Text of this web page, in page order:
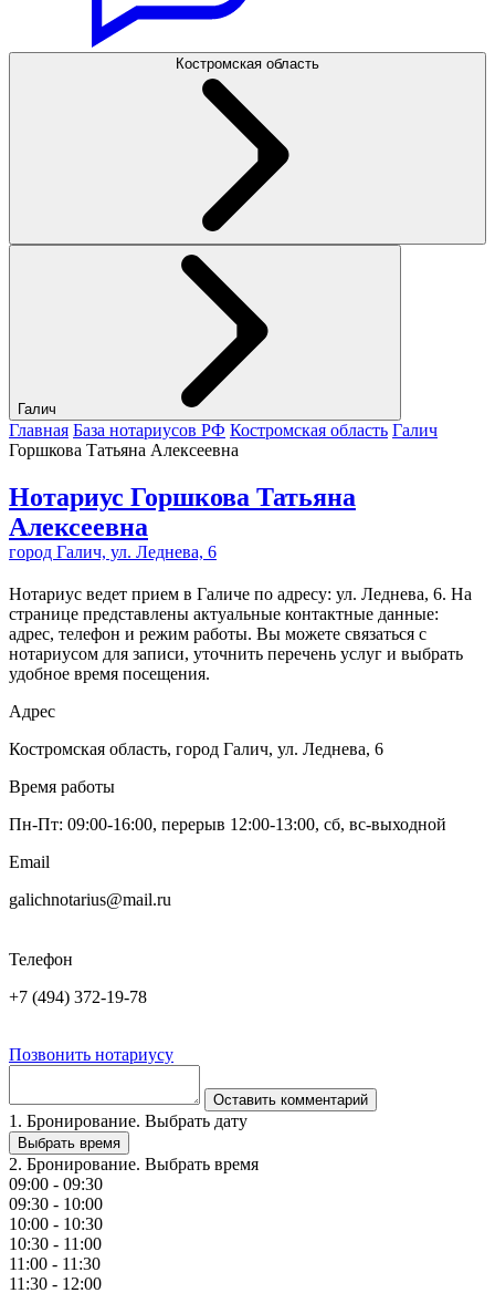
Костромская область
Галич
Главная База нотариусов РФ Костромская область Галич
Горшкова Татьяна Алексеевна
Нотариус Горшкова Татьяна
Алексеевна
город Галич, ул. Леднева, 6
Нотариус ведет прием в Галиче по адресу: ул. Леднева, 6. На
странице представлены актуальные контактные данные:
адрес, телефон и режим работы. Вы можете связаться с
нотариусом для записи, уточнить перечень услуг и выбрать
удобное время посещения.
Адрес
Костромская область, город Галич, ул. Леднева, 6
Время работы
Пн-Пт: 09:00-16:00, перерыв 12:00-13:00, сб, вс-выходной
Email
galichnotarius@mail.ru
Телефон
+7 (494) 372-19-78
Позвонить нотариусу
Оставить комментарий
1. Бронирование. Выбрать дату
Выбрать время
2. Бронирование. Выбрать время
09:00 - 09:30
09:30 - 10:00
10:00 - 10:30
10:30 - 11:00
11:00 - 11:30
11:30 - 12:00